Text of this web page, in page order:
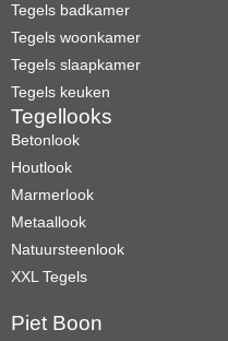
Tegels badkamer
Tegels woonkamer
Tegels slaapkamer
Tegels keuken
Tegellooks
Betonlook
Houtlook
Marmerlook
Metaallook
Natuursteenlook
XXL Tegels
Piet Boon